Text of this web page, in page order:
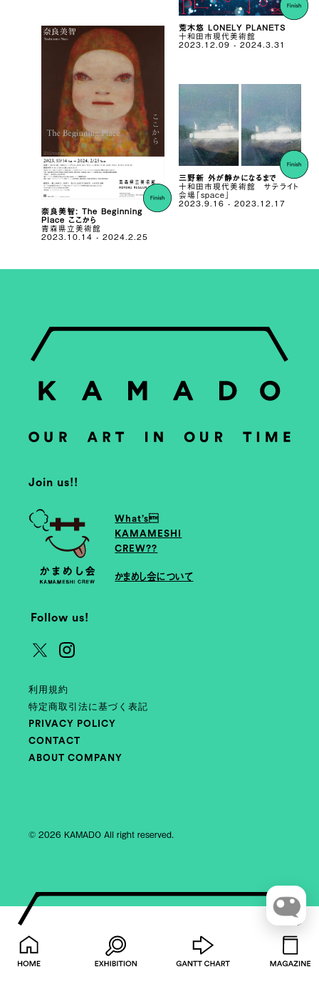
荒木悠 LONELY PLANETS
十和田市現代美術館
2023.12.09 - 2024.3.31
奈良美智: The Beginning
Place ここから
青森県立美術館
2023.10.14 - 2024.2.25
三野新 外が静かになるまで
十和田市現代美術館 サテライト
会場「space」
2023.9.16 - 2023.12.17
Join us!!
What’s
KAMAMESHI
CREW??
かまめし会について
Follow us!
利用規約
特定商取引法に基づく表記
PRIVACY POLICY
CONTACT
ABOUT COMPANY
© 2026 KAMADO All right reserved.